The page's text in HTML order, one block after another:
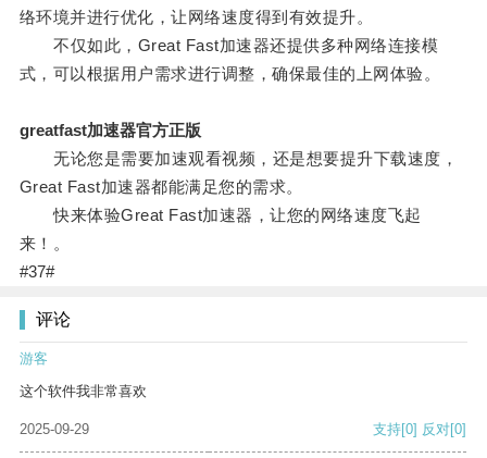
络环境并进行优化，让网络速度得到有效提升。
不仅如此，Great Fast加速器还提供多种网络连接模
式，可以根据用户需求进行调整，确保最佳的上网体验。
greatfast加速器官方正版
无论您是需要加速观看视频，还是想要提升下载速度，
Great Fast加速器都能满足您的需求。
快来体验Great Fast加速器，让您的网络速度飞起
来！。
#37#
评论
游客
这个软件我非常喜欢
2025-09-29 支持[0] 反对[0]